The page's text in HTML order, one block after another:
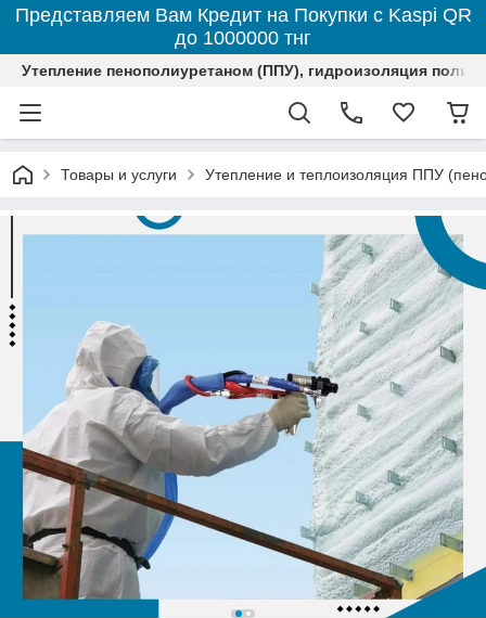
Представляем Вам Кредит на Покупки с Kaspi QR
до 1000000 тнг
Утепление пенополиуретаном (ППУ), гидроизоляция
Товары и услуги Утепление и теплоизоляция ППУ